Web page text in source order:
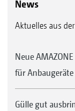
News
Aktuelles aus
Neue
für Anbaugeräte
Gülle gut